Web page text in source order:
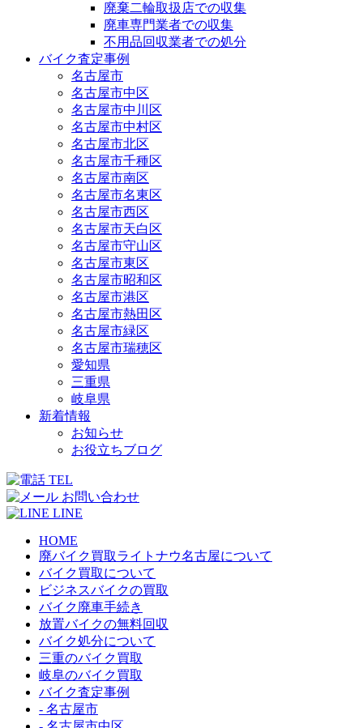
廃棄二輪取扱店での収集
廃車専門業者での収集
不用品回収業者での処分
バイク査定事例
名古屋市
名古屋市中区
名古屋市中川区
名古屋市中村区
名古屋市北区
名古屋市千種区
名古屋市南区
名古屋市名東区
名古屋市西区
名古屋市天白区
名古屋市守山区
名古屋市東区
名古屋市昭和区
名古屋市港区
名古屋市熱田区
名古屋市緑区
名古屋市瑞穂区
愛知県
三重県
岐阜県
新着情報
お知らせ
お役立ちブログ
TEL
お問い合わせ
LINE
HOME
廃バイク買取ライトナウ名古屋について
バイク買取について
ビジネスバイクの買取
バイク廃車手続き
放置バイクの無料回収
バイク処分について
三重のバイク買取
岐阜のバイク買取
バイク査定事例
- 名古屋市